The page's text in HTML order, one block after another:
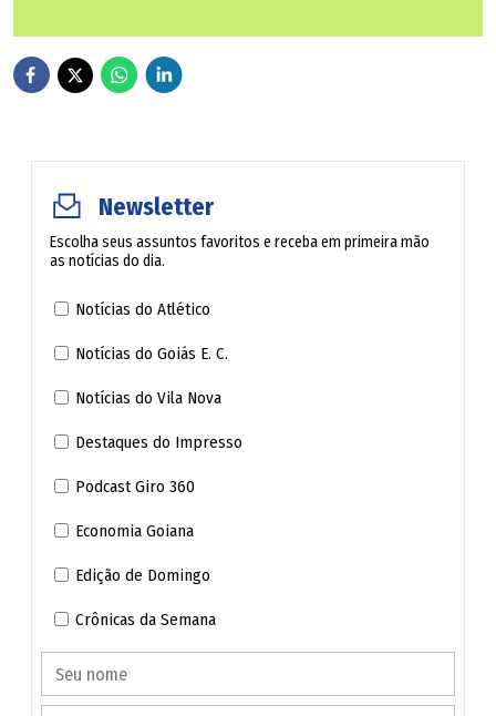
Newsletter
Escolha seus assuntos favoritos e receba em primeira mão
as notícias do dia.
Notícias do Atlético
Notícias do Goiás E. C.
Notícias do Vila Nova
Destaques do Impresso
Podcast Giro 360
Economia Goiana
Edição de Domingo
Crônicas da Semana